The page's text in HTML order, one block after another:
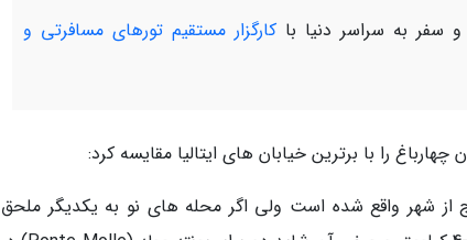
به سراسر دنیا با کارگزار مستقیم تورهای مسافرتی و
از شهر واقع شده است ولی اگر محله های نو به یکدیگر ملحق